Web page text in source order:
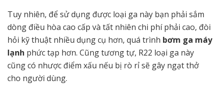
Tuy nhiên, để sử dụng được loại ga này bạn phải sắm
dòng điều hòa cao cấp và tất nhiên chi phí phải cao, đòi
hỏi kỹ thuật nhiều dụng cụ hơn, quá trình bơm ga máy
lạnh phức tạp hơn. Cũng tương tự, R22 loại ga này
cũng có nhược điểm xấu nếu bị rò rỉ sẽ gây ngạt thở
cho người dùng.